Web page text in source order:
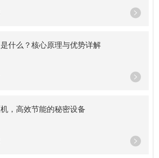
什么？核心原理与优势详解
，高效节能的秘密设备